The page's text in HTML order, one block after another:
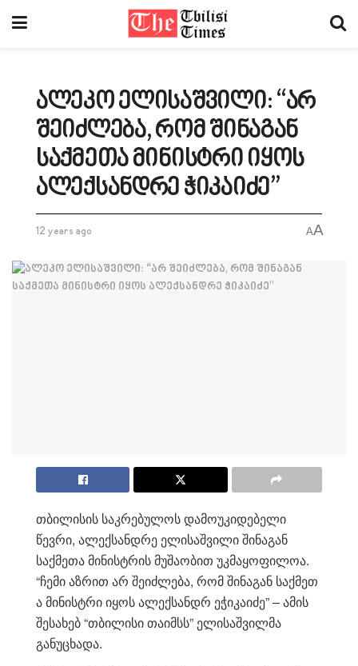
ალეკო ელისაშვილი: “არ
შეიძლება, რომ შინაგან
საქმეთა მინისტრი იყოს
ალექსანდრე ჭიკაიძე”
12 years ago AA
თბილისის საკრებულოს დამოუკიდებელი
წევრი, ალექსანდრე ელისაშვილი შინაგან
საქმეთა მინისტრის მუშაობით უკმაყოფილოა.
“ჩემი აზრით არ შეიძლება, რომ შინაგან საქმეთ
ა მინისტრი იყოს ალექსანდრ ეჭიკაიძე” – ამის
შესახებ “თბილისი თაიმსს” ელისაშვილმა
განუცხადა.